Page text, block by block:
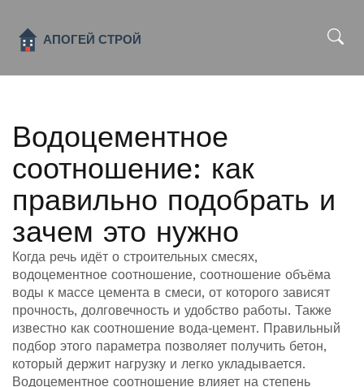
Водоцементное
соотношение: как
правильно подобрать и
зачем это нужно
Когда речь идёт о строительных смесях,
водоцементное соотношение, соотношение объёма
воды к массе цемента в смеси, от которого зависят
прочность, долговечность и удобство работы. Также
известно как соотношение вода‑цемент. Правильный
подбор этого параметра позволяет получить бетон,
который держит нагрузку и легко укладывается.
Водоцементное соотношение влияет на степень